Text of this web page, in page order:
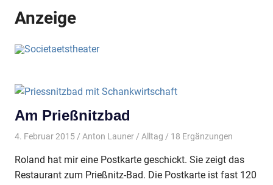
Anzeige
Am Prießnitzbad
4. Februar 2015 Anton Launer Alltag / 18 Ergänzungen
Roland hat mir eine Postkarte geschickt. Sie zeigt das
Restaurant zum Prießnitz-Bad. Die Postkarte ist fast 120